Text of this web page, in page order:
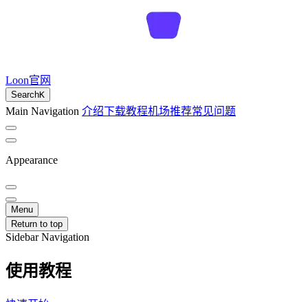
Loon官网
SearchK
Main Navigation 介绍下载教程机场推荐常见问题
Appearance
Menu
Return to top
Sidebar Navigation
使用教程